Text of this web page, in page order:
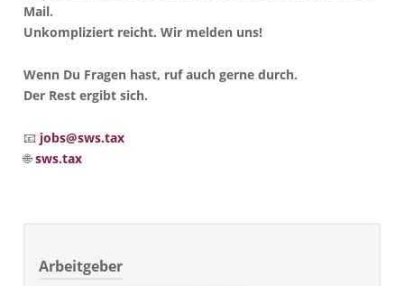
Mail.
Unkompliziert reicht. Wir melden uns!
Wenn Du Fragen hast, ruf auch gerne durch.
Der Rest ergibt sich.
📧 jobs@sws.tax
🌐sws.tax
Arbeitgeber